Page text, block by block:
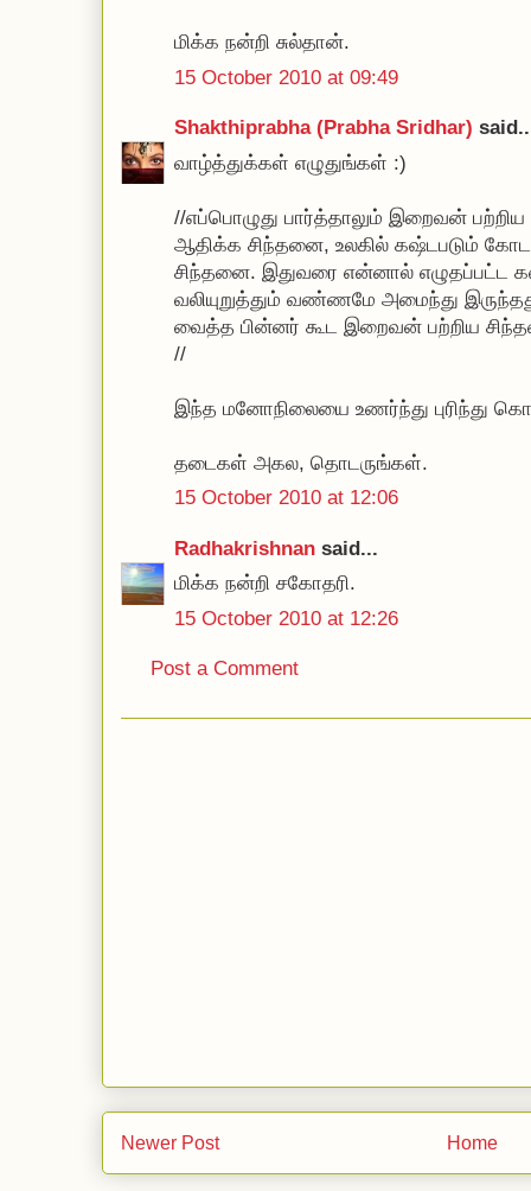
மிக்க நன்றி சுல்தான்.
15 October 2010 at 09:49
Shakthiprabha (Prabha Sridhar)
வாழ்த்துக்கள் எழுதுங்கள் :)
//எப்பொழுது பார்த்தாலும் இறைவன் பற்றிய
ஆதிக்க சிந்தனை, உலகில் கஷ்டபடும்
சிந்தனை. இதுவரை என்னால்
வலியுறுத்தும் வண்ணமே அமைந்து
வைத்த பின்னர் கூட இறைவன் பற்றிய
//
இந்த மனோநிலையை உணர்ந்து புரிந்து
தடைகள் அகல, தொடருங்கள்.
15 October 2010 at 12:06
Radhakrishnan said...
மிக்க நன்றி சகோதரி.
15 October 2010 at 12:26
Post a Comment
Newer Post Home